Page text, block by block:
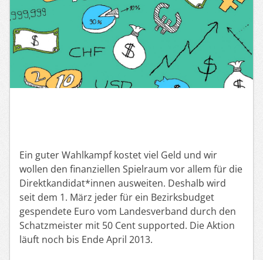
Ein guter Wahlkampf kostet viel Geld und wir
wollen den finanziellen Spielraum vor allem für die
Direktkandidat*innen ausweiten. Deshalb wird
seit dem 1. März jeder für ein Bezirksbudget
gespendete Euro vom Landesverband durch den
Schatzmeister mit 50 Cent supported. Die Aktion
läuft noch bis Ende April 2013.